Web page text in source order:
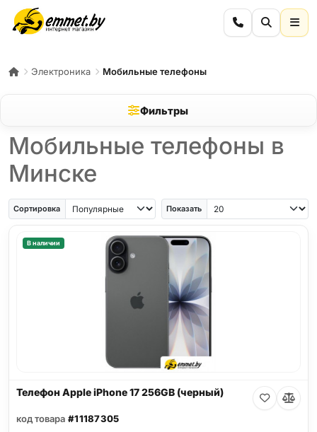
Электроника Мобильные телефоны
Фильтры
Мобильные телефоны в
Минске
iPhone AiriPhone SESamsung Galaxy A56Samsung Galaxy A57 iPhone 17
Сортировка Показать
В наличии
Телефон Apple iPhone 17 256GB (черный)
код товара #11187305